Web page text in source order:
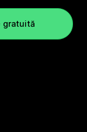
gratuită